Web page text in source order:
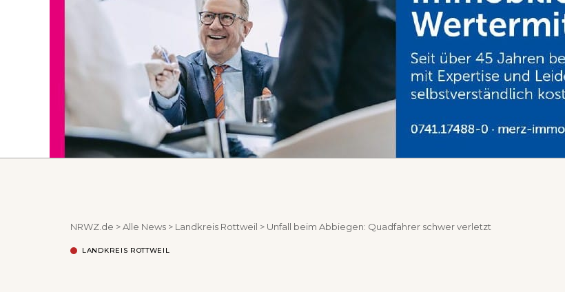
NRWZ.de >Alle News > Landkreis Rottweil > Unfall beim Abbiegen: Quadfahrer schwer verletzt
LANDKREIS ROTTWEIL